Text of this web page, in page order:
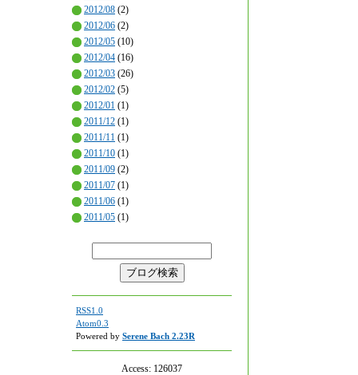
2012/08 (2)
2012/06 (2)
2012/05 (10)
2012/04 (16)
2012/03 (26)
2012/02 (5)
2012/01 (1)
2011/12 (1)
2011/11 (1)
2011/10 (1)
2011/09 (2)
2011/07 (1)
2011/06 (1)
2011/05 (1)
RSS1.0
Atom0.3
Powered by Serene Bach 2.23R
Access: 126037